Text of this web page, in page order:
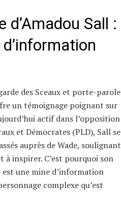
d’Amadou Sall :
des Sceaux et porte-parole
un témoignage poignant sur
actif dans l’opposition
et Démocrates (PLD), Sall se
auprès de Wade, soulignant
à inspirer. C’est pourquoi son
est une mine d’information
complexe qu’est